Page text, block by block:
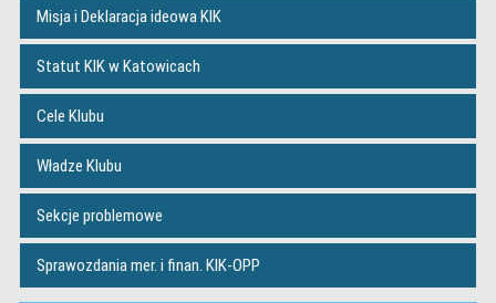
Misja i Deklaracja ideowa KIK
Statut KIK w Katowicach
Cele Klubu
Władze Klubu
Sekcje problemowe
Sprawozdania mer. i finan. KIK-OPP